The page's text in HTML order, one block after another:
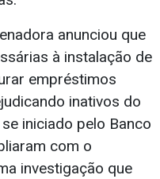
anunciou que
à instalação de
empréstimos
inativos do
iniciado pelo Banco
com o
investigação que